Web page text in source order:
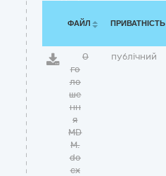
ФАЙЛ ПРИВАТНІСТЬ
О
го
ло
ше
нн
я
MD
M.
do
cx
публічний